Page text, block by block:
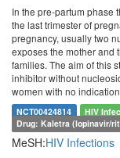
In the pre-partum phase
the last trimester of
pregnancy, usually two
exposes the mother and
families. The aim of this
inhibitor without
women with no
NCT00424814 HIV
Drug: Kaletra (lopinavir/
MeSH:HIV Infections